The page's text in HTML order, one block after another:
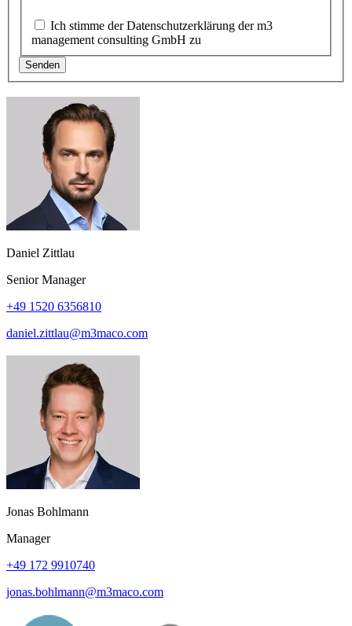
Ich stimme der Datenschutzerklärung der m3
management consulting GmbH zu
Daniel Zittlau
Senior Manager
+49 1520 6356810
daniel.zittlau@m3maco.com
Jonas Bohlmann
Manager
+49 172 9910740
jonas.bohlmann@m3maco.com